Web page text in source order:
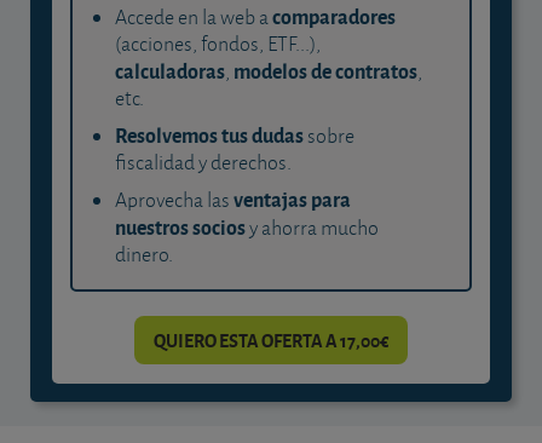
Accede en la web acomparadores
(acciones, fondos, ETF...),
calculadoras, modelos de contratos,
etc.
Resolvemos tus dudassobre
fiscalidad y derechos.
Aprovecha lasventajas para
nuestros sociosy ahorra mucho
dinero.
QUIERO ESTA OFERTA A 17,00€